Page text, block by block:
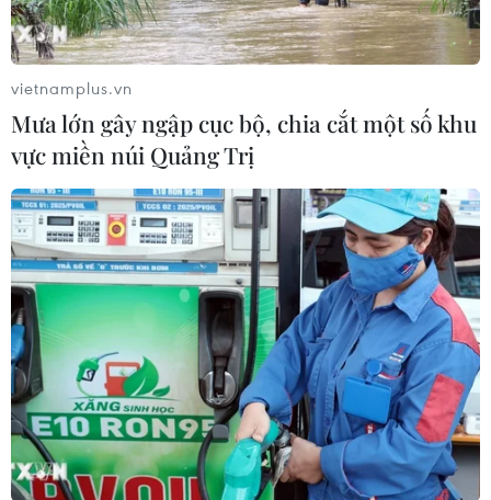
vietnamplus.vn
Mưa lớn gây ngập cục bộ, chia cắt một số khu
vực miền núi Quảng Trị